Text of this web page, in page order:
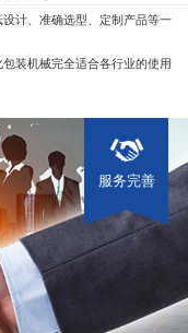
计、准确选型、定制产品等一
装机械完全适合各行业的使用
服务完善